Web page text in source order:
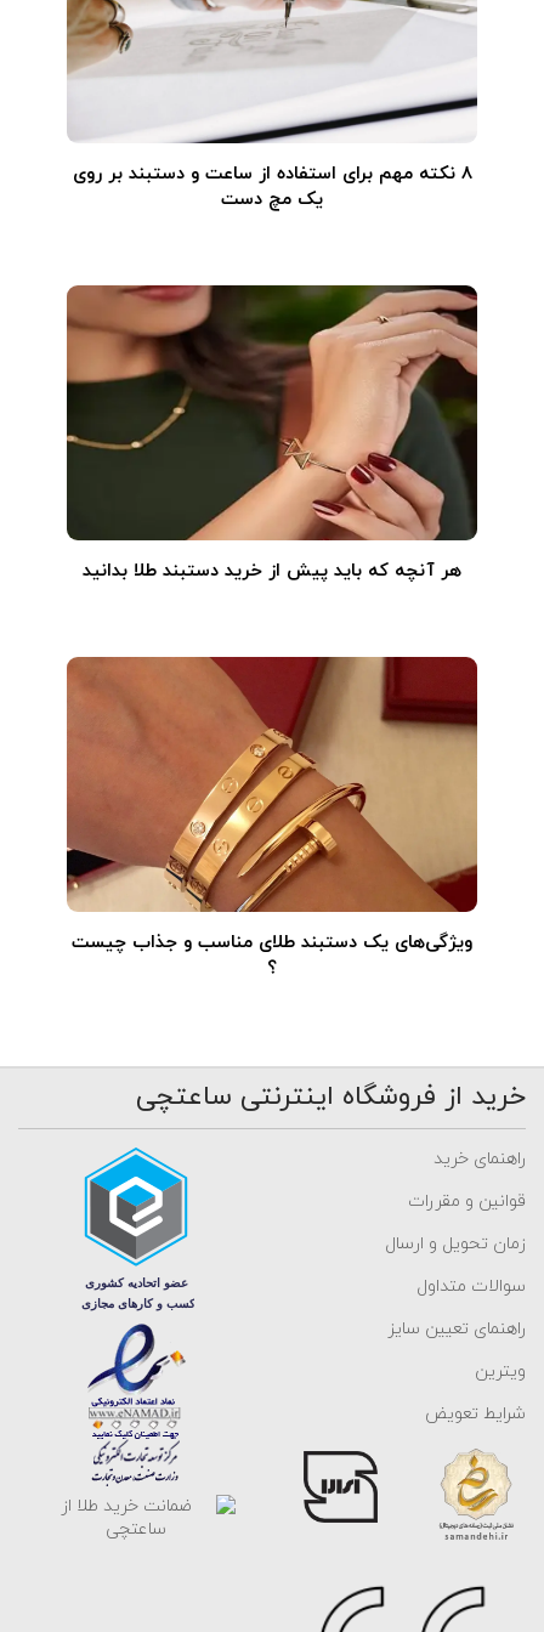
۸ نکته مهم برای استفاده از ساعت و دستبند بر روی
یک مچ دست
هر آنچه که باید پیش از خرید دستبند طلا بدانید
ویژگی‌های یک دستبند طلای مناسب و جذاب چیست
؟
خرید از فروشگاه اینترنتی ساعتچی
راهنمای خرید
قوانین و مقررات
زمان تحویل و ارسال
سوالات متداول
راهنمای تعیین سایز
ویترین
شرایط تعویض